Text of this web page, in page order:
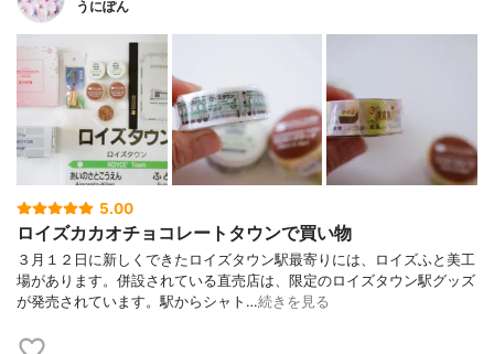
うにぽん
5.00
ロイズカカオチョコレートタウンで買い物
３月１２日に新しくできたロイズタウン駅最寄りには、ロイズふと美工
場があります。併設されている直売店は、限定のロイズタウン駅グッズ
が発売されています。駅からシャト…続きを見る